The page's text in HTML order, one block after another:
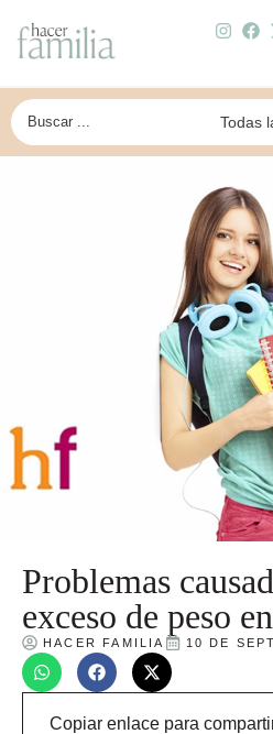
Problemas
exceso de peso
HACER FAMILIA 10 DE
Copiar enlace para